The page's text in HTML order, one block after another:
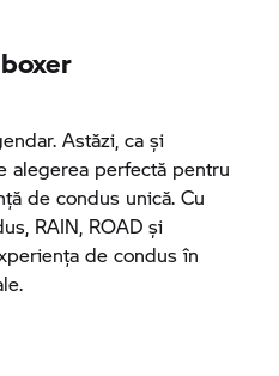
Astăzi, ca și
alegerea perfectă pentru
de condus unică. Cu
RAIN, ROAD și
de condus în